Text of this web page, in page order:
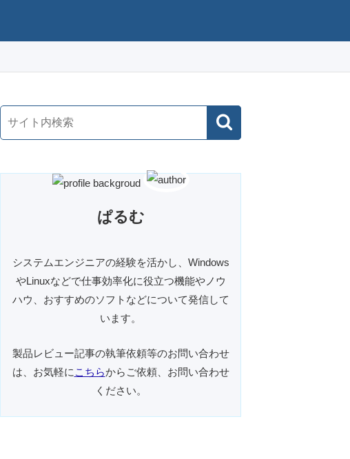
ぱるむ
システムエンジニアの経験を活かし、Windows
やLinuxなどで仕事効率化に役立つ機能やノウ
ハウ、おすすめのソフトなどについて発信して
います。
製品レビュー記事の執筆依頼等のお問い合わせ
は、お気軽に こちらからご依頼、お問い合わせ
ください。